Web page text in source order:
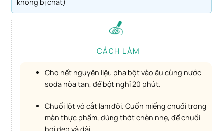
không bị chát)
CÁCH LÀM
Cho hết nguyên liệu pha bột vào âu cùng nước
soda hòa tan, để bột nghỉ 20 phút.
Chuối lột vỏ cắt làm đôi. Cuốn miếng chuối trong
màn thực phẩm, dùng thờt chèn nhẹ, để chuối
hơi dẹp và dài.